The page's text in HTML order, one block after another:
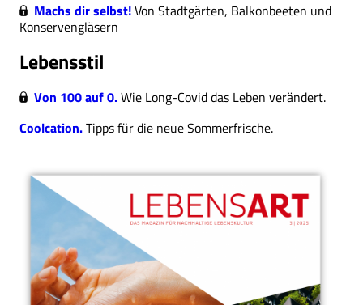
Machs dir selbst!Von Stadtgärten, Balkonbeeten und
Konservengläsern
Lebensstil
Von 100 auf 0.Wie Long-Covid das Leben verändert.
Coolcation.Tipps für die neue Sommerfrische.